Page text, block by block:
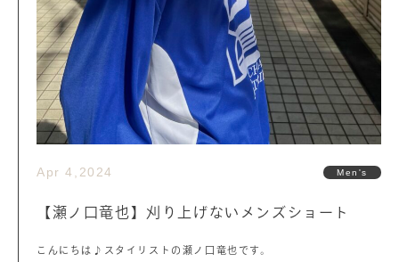
Apr 4,2024 Men's
【瀬ノ口竜也】刈り上げないメンズショート
こんにちは♪スタイリストの瀬ノ口竜也です。